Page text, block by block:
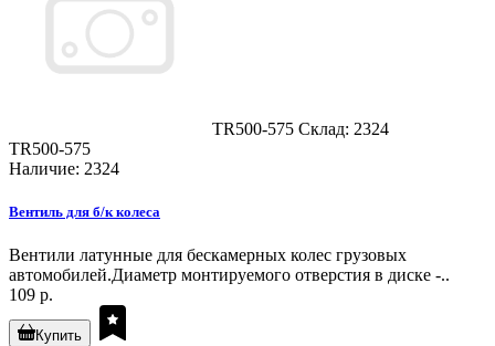
TR500-575 Склад: 2324
TR500-575
Наличие: 2324
Вентиль для б/к колеса
Вентили латунные для бескамерных колес грузовых
автомобилей.Диаметр монтируемого отверстия в диске -..
109 р.
Купить